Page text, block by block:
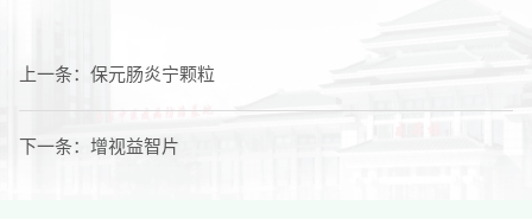
上一条： 保元肠炎宁颗粒
下一条： 增视益智片